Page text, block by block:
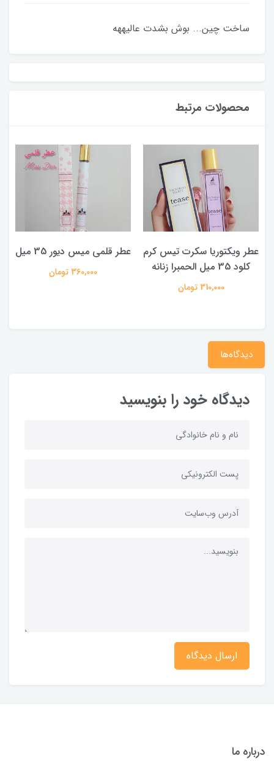
ساخت چین... بوش بشدت عالیههه
محصولات مرتبط
عطر ویکتوریا سکرت تیس کرم
کلود 35 میل الحمبرا زنانه
310,000 تومان
عطر قلمی میس دیور 35 میل
360,000 تومان
دیدگاه‌ها
دیدگاه خود را بنویسید
ارسال دیدگاه
درباره ما